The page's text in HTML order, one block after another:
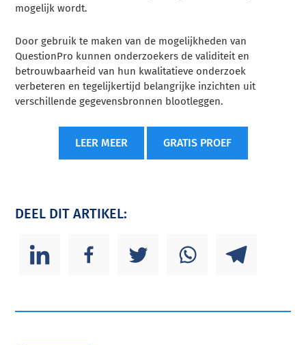
mogelijk wordt.
Door gebruik te maken van de mogelijkheden van
QuestionPro kunnen onderzoekers de validiteit en
betrouwbaarheid van hun kwalitatieve onderzoek
verbeteren en tegelijkertijd belangrijke inzichten uit
verschillende gegevensbronnen blootleggen.
LEER MEER GRATIS PROEF
DEEL DIT ARTIKEL: